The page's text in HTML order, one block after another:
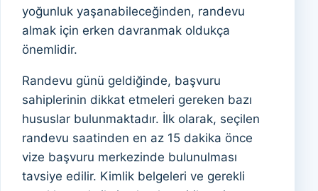
yoğunluk yaşanabileceğinden, randevu
almak için erken davranmak oldukça
önemlidir.
Randevu günü geldiğinde, başvuru
sahiplerinin dikkat etmeleri gereken bazı
hususlar bulunmaktadır. İlk olarak, seçilen
randevu saatinden en az 15 dakika önce
vize başvuru merkezinde bulunulması
tavsiye edilir. Kimlik belgeleri ve gerekli